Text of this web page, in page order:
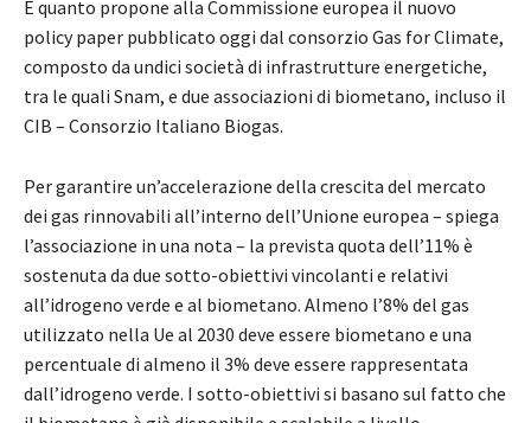
È quanto propone alla Commissione europea il nuovo
policy paper pubblicato oggi dal consorzio Gas for Climate,
composto da undici società di infrastrutture energetiche,
tra le quali Snam, e due associazioni di biometano, incluso il
CIB – Consorzio Italiano Biogas.
Per garantire un’accelerazione della crescita del mercato
dei gas rinnovabili all’interno dell’Unione europea – spiega
l’associazione in una nota – la prevista quota dell’11% è
sostenuta da due sotto-obiettivi vincolanti e relativi
all’idrogeno verde e al biometano. Almeno l’8% del gas
utilizzato nella Ue al 2030 deve essere biometano e una
percentuale di almeno il 3% deve essere rappresentata
dall’idrogeno verde. I sotto-obiettivi si basano sul fatto che